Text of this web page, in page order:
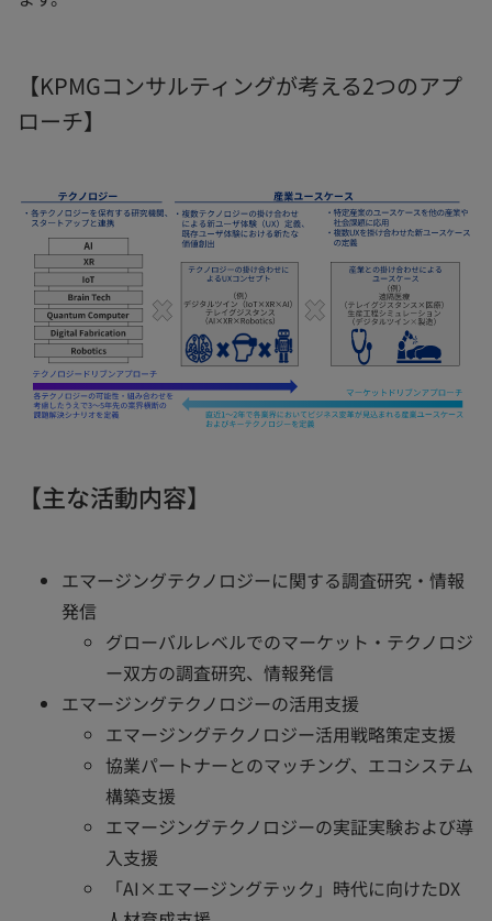
【KPMGコンサルティングが考える2つのアプ
ローチ】
【主な活動内容】
エマージングテクノロジーに関する調査研究・情報
発信
グローバルレベルでのマーケット・テクノロジ
ー双方の調査研究、情報発信
エマージングテクノロジーの活用支援
エマージングテクノロジー活用戦略策定支援
協業パートナーとのマッチング、エコシステム
構築支援
エマージングテクノロジーの実証実験および導
入支援
「AI×エマージングテック」時代に向けたDX